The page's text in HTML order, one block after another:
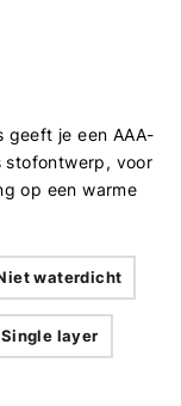
geeft je een AAA-
stofontwerp, voor
op een warme
waterdicht
Single layer